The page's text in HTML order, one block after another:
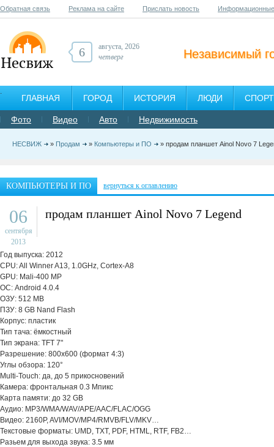
Обратная связь Реклама на сайте Прислать новость
Независимый
6
августа, 2026
четверг
ГЛАВНАЯ ГОРОД ИСТОРИЯ ЛЮДИ СПОРТ
Фото Видео Авто Недвижимость
НЕСВИЖ » Продам » Компьютеры и ПО » продам планшет Ainol Novo 7
КОМПЬЮТЕРЫ И ПО вернуться к оглавлению
06
сентября
2013
продам планшет Ainol Novo 7 Legend
Год выпуска: 2012
CPU: All Winner A13, 1.0GHz, Cortex-A8
GPU: Mali-400 MP
ОС: Android 4.0.4
ОЗУ: 512 MB
ПЗУ: 8 GB Nand Flash
Корпус: пластик
Тип тача: ёмкостный
Тип экрана: TFT 7"
Разрешение: 800х600 (формат 4:3)
Углы обзора: 120°
Multi-Touch: да, до 5 прикосновений
Камера: фронтальная 0.3 Мпикс
Карта памяти: до 32 GB
Аудио: MP3/WMA/WAV/APE/AAC/FLAC/OGG
Видео: 2160P, AVI/MOV/MP4/RMVB/FLV/MKV…
Текстовые форматы: UMD, TXT, PDF, HTML, RTF, FB2…
Разьем для выхода звука: 3.5 мм